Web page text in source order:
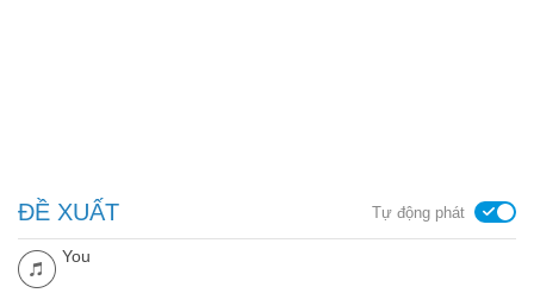
ĐỀ XUẤT Tự động phát
You